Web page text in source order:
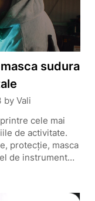
sudura
by Vali
cele mai
de activitate.
protecție, masca
de instrument…